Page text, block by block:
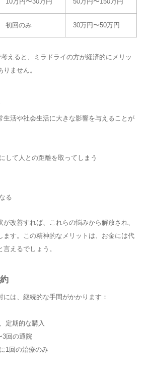
初回のみ 30万円〜50万円
えると、ミラドライの方が経済的にメリッ
ません。
生活や社会生活に大きな影響を与えることが
して人との距離を取ってしまう
る
が改善すれば、これらの悩みから解放され、
ます。この精神的なメリットは、お金には代
えるでしょう。
は、継続的な手間がかかります：
定期的な購入
3回の通院
1回の治療のみ